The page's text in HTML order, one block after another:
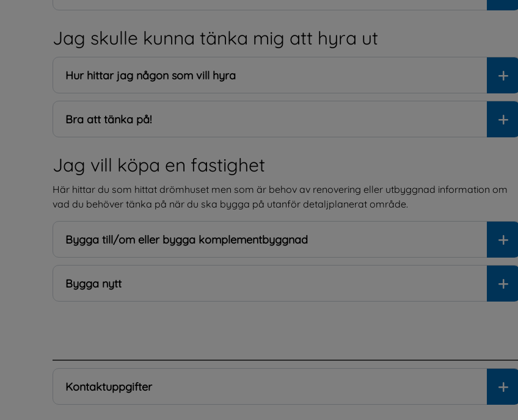
Jag skulle kunna tänka mig att hyra ut
Hur hittar jag någon som vill hyra
Bra att tänka på!
Jag vill köpa en fastighet
Här hittar du som hittat drömhuset men som är behov av renovering eller utbyggnad information om
vad du behöver tänka på när du ska bygga på utanför detaljplanerat område.
Bygga till/om eller bygga komplementbyggnad
Bygga nytt
Kontaktuppgifter